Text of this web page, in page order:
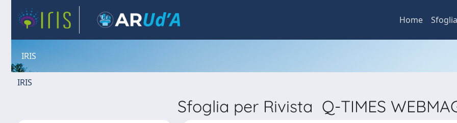
Home Sfoglia
IRIS
IRIS
Sfoglia per Rivista Q-TIMES